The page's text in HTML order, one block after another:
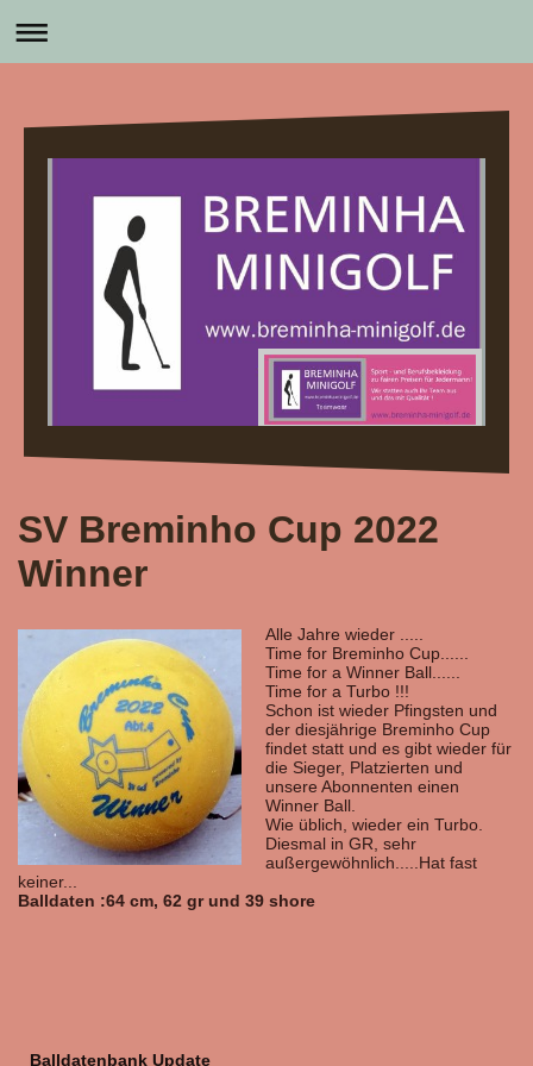
SV Breminho Cup 2022
Winner
Alle Jahre wieder .....
Time for Breminho Cup......
Time for a Winner Ball......
Time for a Turbo !!!
Schon ist wieder Pfingsten und
der diesjährige Breminho Cup
findet statt und es gibt wieder für
die Sieger, Platzierten und
unsere Abonnenten einen
Winner Ball.
Wie üblich, wieder ein Turbo.
Diesmal in GR, sehr
außergewöhnlich.....Hat fast
keiner...
Balldaten :64 cm, 62 gr und 39 shore
Balldatenbank Update